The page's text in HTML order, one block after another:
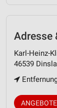
Adresse
Karl-Heinz-
46539